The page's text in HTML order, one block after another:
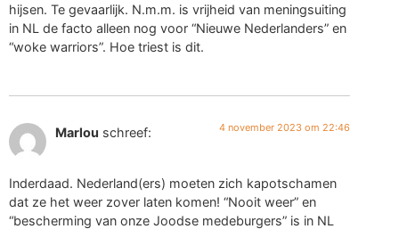
hijsen. Te gevaarlijk. N.m.m. is vrijheid van meningsuiting
in NL de facto alleen nog voor “Nieuwe Nederlanders” en
“woke warriors”. Hoe triest is dit.
Marlou schreef: 4 november 2023 om 22:46
Inderdaad. Nederland(ers) moeten zich kapotschamen
dat ze het weer zover laten komen! “Nooit weer” en
“bescherming van onze Joodse medeburgers” is in NL